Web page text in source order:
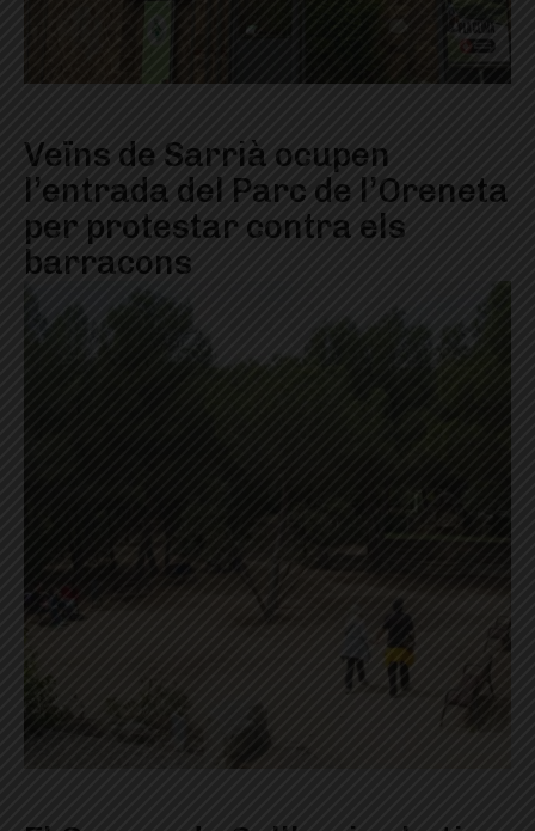
Veïns de Sarrià ocupen
l’entrada del Parc de l’Oreneta
per protestar contra els
barracons